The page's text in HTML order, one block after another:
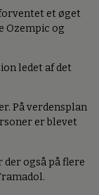
et øget
Ozempic og
ledet af det
På verdensplan
er blevet
også på flere